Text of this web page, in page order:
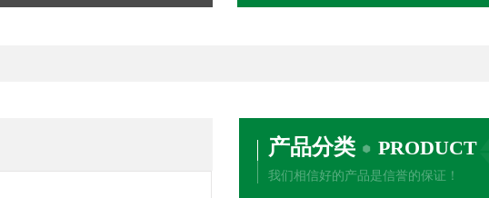
产品分类 PRODUCT
我们相信好的产品是信誉的保证！